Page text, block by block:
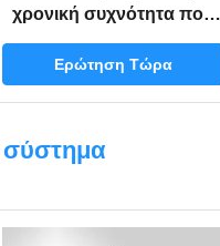
χρονική συχνότητα που
δευτερεύουσα ανίχνευση
Sonnar με τη σε
συχνότητας
Ερώτηση Τώρα
σύστημα